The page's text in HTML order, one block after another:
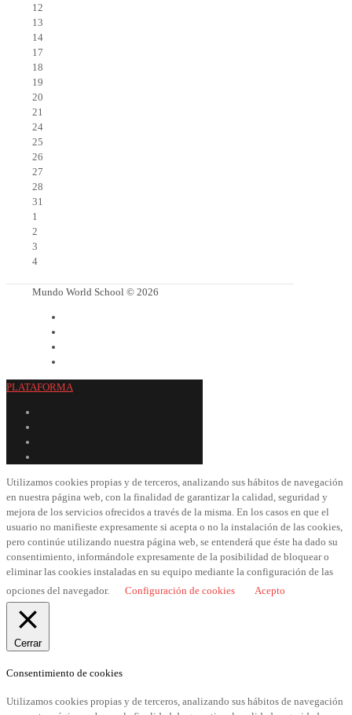
12
13
14
17
18
19
20
21
24
25
26
27
28
31
1
2
3
4
Mundo World School © 2026
PLATAFORMA
Utilizamos cookies propias y de terceros, analizando sus hábitos de navegación
en nuestra página web, con la finalidad de garantizar la calidad, seguridad y
mejora de los servicios ofrecidos a través de la misma. En los casos en que el
usuario no manifieste expresamente si acepta o no la instalación de las cookies,
pero continúe utilizando nuestra página web, se entenderá que éste ha dado su
consentimiento, informándole expresamente de la posibilidad de bloquear o
eliminar las cookies instaladas en su equipo mediante la configuración de las
opciones del navegador.
Configuración de cookies Acepto
Cerrar
Consentimiento de cookies
Utilizamos cookies propias y de terceros, analizando sus hábitos de navegación